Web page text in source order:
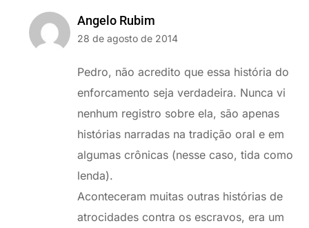
Angelo Rubim
28 de agosto de 2014
Pedro, não acredito que essa história do
enforcamento seja verdadeira. Nunca vi
nenhum registro sobre ela, são apenas
histórias narradas na tradição oral e em
algumas crônicas (nesse caso, tida como
lenda).
Aconteceram muitas outras histórias de
atrocidades contra os escravos, era um